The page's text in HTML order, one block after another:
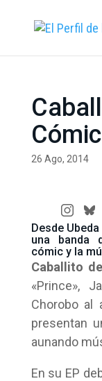
26 Ago, 2014
Desde
una banda
cómic y la
Caballito
«Prince»,
Chorobo al
presentan
aunando
En su EP